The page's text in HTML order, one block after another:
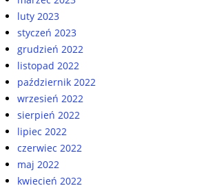
luty 2023
styczeń 2023
grudzień 2022
listopad 2022
październik 2022
wrzesień 2022
sierpień 2022
lipiec 2022
czerwiec 2022
maj 2022
kwiecień 2022